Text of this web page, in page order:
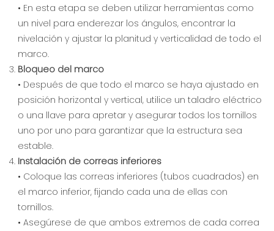
• En esta etapa se deben utilizar herramientas como
un nivel para enderezar los ángulos, encontrar la
nivelación y ajustar la planitud y verticalidad de todo el
marco.
Bloqueo del marco
• Después de que todo el marco se haya ajustado en
posición horizontal y vertical, utilice un taladro eléctrico
o una llave para apretar y asegurar todos los tornillos
uno por uno para garantizar que la estructura sea
estable.
Instalación de correas inferiores
• Coloque las correas inferiores (tubos cuadrados) en
el marco inferior, fijando cada una de ellas con
tornillos.
• Asegúrese de que ambos extremos de cada correa